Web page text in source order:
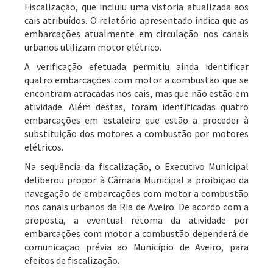
Fiscalização, que incluiu uma vistoria atualizada aos
cais atribuídos. O relatório apresentado indica que as
embarcações atualmente em circulação nos canais
urbanos utilizam motor elétrico.
A verificação efetuada permitiu ainda identificar
quatro embarcações com motor a combustão que se
encontram atracadas nos cais, mas que não estão em
atividade. Além destas, foram identificadas quatro
embarcações em estaleiro que estão a proceder à
substituição dos motores a combustão por motores
elétricos.
Na sequência da fiscalização, o Executivo Municipal
deliberou propor à Câmara Municipal a proibição da
navegação de embarcações com motor a combustão
nos canais urbanos da Ria de Aveiro. De acordo com a
proposta, a eventual retoma da atividade por
embarcações com motor a combustão dependerá de
comunicação prévia ao Município de Aveiro, para
efeitos de fiscalização.